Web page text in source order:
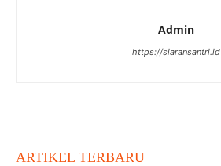
Admin
https://siaransantri.id
ARTIKEL TERBARU